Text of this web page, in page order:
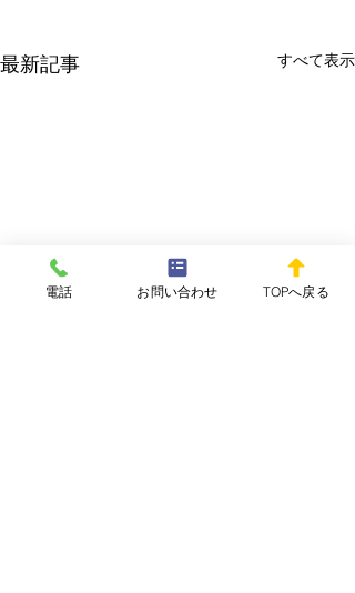
最新記事 すべて表示
電話 お問い合わせ TOPへ戻る